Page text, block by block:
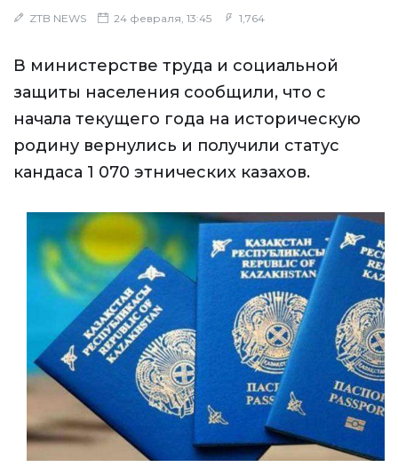
ZTB NEWS 24 февраля, 13:45 1,764
В министерстве труда и социальной
защиты населения сообщили, что с
начала текущего года на историческую
родину вернулись и получили статус
кандаса 1 070 этнических казахов.